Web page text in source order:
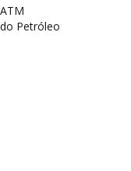
Petróleo